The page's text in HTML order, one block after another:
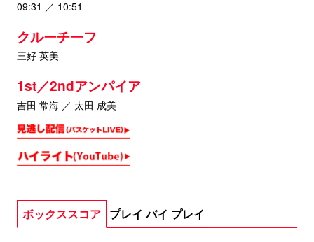
09:31 ／ 10:51
クルーチーフ
三好 英美
1st／2ndアンパイア
吉田 常海 ／ 太田 成美
ボックススコア プレイ バイ プレイ